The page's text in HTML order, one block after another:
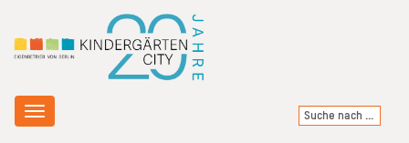
Toggle
navigation